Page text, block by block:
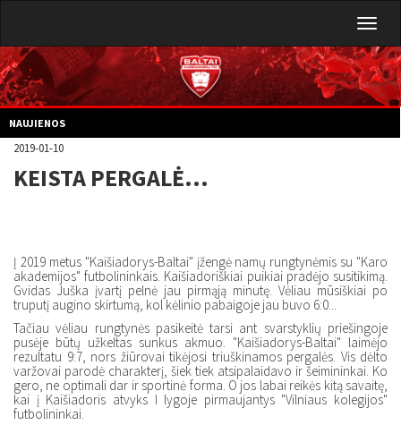
NAUJIENOS
2019-01-10
KEISTA PERGALĖ...
Į 2019 metus "Kaišiadorys-Baltai" įžengė namų rungtynėmis su "Karo
akademijos" futbolininkais. Kaišiadoriškiai puikiai pradėjo susitikimą.
Gvidas Juška įvartį pelnė jau pirmąją minutę. Vėliau mūsiškiai po
truputį augino skirtumą, kol kėlinio pabaigoje jau buvo 6:0...
Tačiau vėliau rungtynės pasikeitė tarsi ant svarstyklių priešingoje
pusėje būtų užkeltas sunkus akmuo. "Kaišiadorys-Baltai" laimėjo
rezultatu 9:7, nors žiūrovai tikėjosi triuškinamos pergalės. Vis dėlto
varžovai parodė charakterį, šiek tiek atsipalaidavo ir šeimininkai. Ko
gero, ne optimali dar ir sportinė forma. O jos labai reikės kitą savaitę,
kai į Kaišiadoris atvyks I lygoje pirmaujantys "Vilniaus kolegijos"
futbolininkai.